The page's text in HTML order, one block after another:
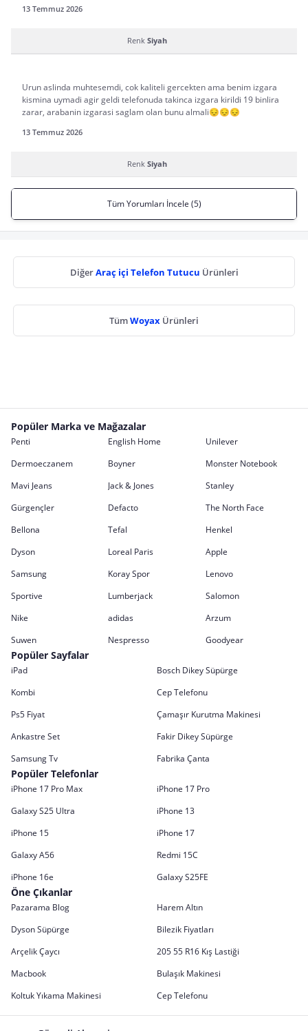
13 Temmuz 2026
Renk Siyah
Urun aslinda muhtesemdi, cok kaliteli gercekten ama benim izgara
kismina uymadi agir geldi telefonuda takinca izgara kirildi 19 binlira
zarar, arabanin izgarasi saglam olan bunu almali😔😔😔
13 Temmuz 2026
Renk Siyah
Tüm Yorumları İncele (5)
DiğerAraç içi Telefon Tutucu Ürünleri
TümWoyax Ürünleri
Popüler Marka ve Mağazalar
Penti English Home
Unilever
Dermoeczanem
Boyner
Monster Notebook
Mavi Jeans
Jack & Jones
Stanley
Gürgençler
Defacto
The North Face
Bellona
Tefal
Henkel
Dyson
Loreal Paris
Apple
Samsung
Koray Spor
Lenovo
Sportive
Lumberjack
Salomon
Nike
adidas
Arzum
Suwen
Nespresso Goodyear
Popüler Sayfalar
iPad
Bosch Dikey Süpürge
Kombi
Cep Telefonu
Ps5 Fiyat
Çamaşır Kurutma Makinesi
Ankastre Set
Fakir Dikey Süpürge
Samsung Tv
Fabrika Çanta
Popüler Telefonlar
iPhone 17 Pro Max
iPhone 17 Pro
Galaxy S25 Ultra
iPhone 13
iPhone 15
iPhone 17
Galaxy A56
Redmi 15C
iPhone 16e
Galaxy S25FE
Öne Çıkanlar
Pazarama Blog
Harem Altın
Dyson Süpürge
Bilezik Fiyatları
Arçelik Çaycı
205 55 R16 Kış Lastiği
Macbook
Bulaşık Makinesi
Koltuk Yıkama Makinesi
Cep Telefonu